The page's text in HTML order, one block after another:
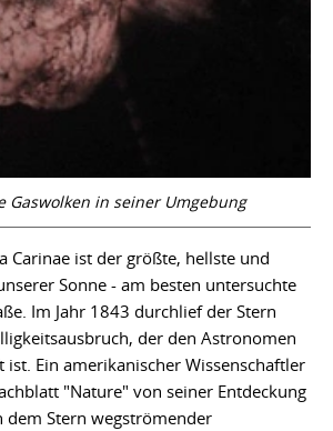
Gaswolken in seiner Umgebung
Carinae ist der größte, hellste und
Sonne - am besten untersuchte
Im Jahr 1843 durchlief der Stern
der den Astronomen
ist. Ein amerikanischer Wissenschaftler
"Nature" von seiner Entdeckung
dem Stern wegströmender